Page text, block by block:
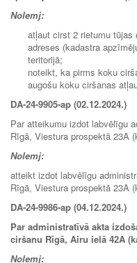
Nolemj:
atļaut cirst 2 rietumu tūjas
adreses (kadastra
teritorijā;
noteikt, ka pirms koku
augošu koku ciršanas
DA-24-9905-ap (02.12.2024.)
Par atteikumu izdot labvēlīgu
Rīgā, Viestura prospektā 23A
Nolemj:
atteikt izdot labvēlīgu
Rīgā, Viestura prospektā 23A
DA-24-9986-ap (04.12.2024.)
Par administratīvā akta
ciršanu Rīgā, Airu ielā 42A
Nolemj: